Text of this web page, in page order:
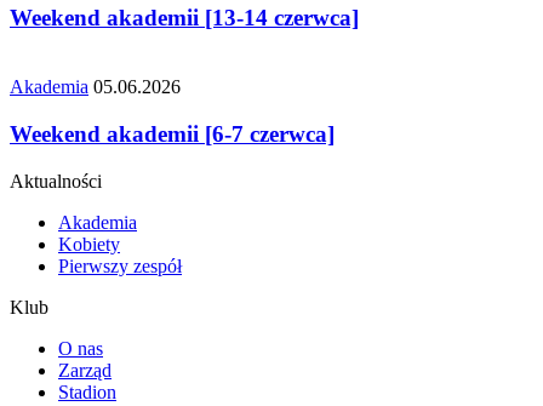
Weekend akademii [13-14 czerwca]
Akademia 05.06.2026
Weekend akademii [6-7 czerwca]
Aktualności
Akademia
Kobiety
Pierwszy zespół
Klub
O nas
Zarząd
Stadion